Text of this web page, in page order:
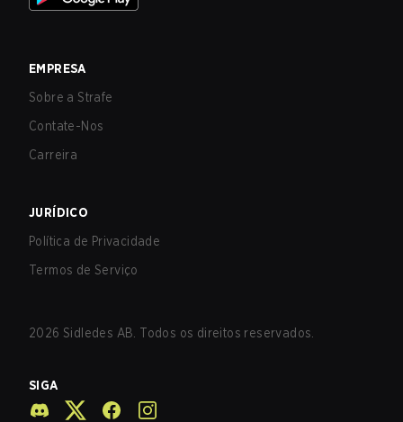
EMPRESA
Sobre a Strafe
Contate-Nos
Carreira
JURÍDICO
Política de Privacidade
Termos de Serviço
2026 Sidledes AB. Todos os direitos reservados.
SIGA